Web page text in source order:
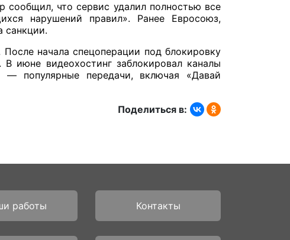
сообщил, что сервис удалил полностью все
нарушений правил». Ранее Евросоюз,
санкции.
начала спецоперации под блокировку
июне видеохостинг заблокировал каналы
— популярные передачи, включая «Давай
Поделиться в:
работы Контакты